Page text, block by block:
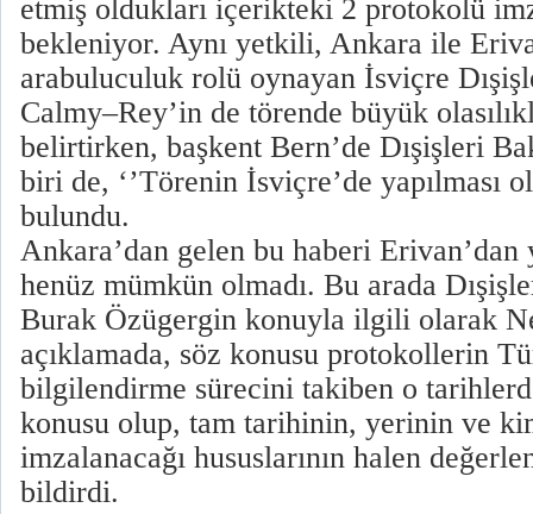
etmiş oldukları içerikteki 2 protokolü
bekleniyor. Aynı yetkili, Ankara ile
arabuluculuk rolü oynayan İsviçre
Calmy–Rey’in de törende büyük
belirtirken, başkent Bern’de Dışişleri
biri de, ‘’Törenin İsviçre’de yapılması
bulundu.
Ankara’dan gelen bu haberi
henüz mümkün olmadı. Bu arada
Burak Özügergin konuyla ilgili olarak
açıklamada, söz konusu protokollerin
bilgilendirme sürecini takiben o
konusu olup, tam tarihinin, yerinin ve
imzalanacağı hususlarının halen
bildirdi.